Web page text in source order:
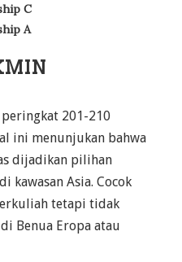
C
A
201-210
ini menunjukan bahwa
dijadikan pilihan
kawasan Asia. Cocok
tetapi tidak
Benua Eropa atau